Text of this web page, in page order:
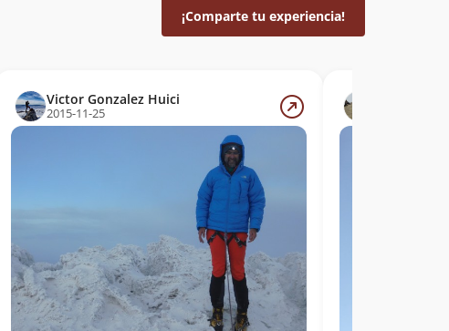
¡Comparte tu experiencia!
Victor Gonzalez Huici
2015-11-25